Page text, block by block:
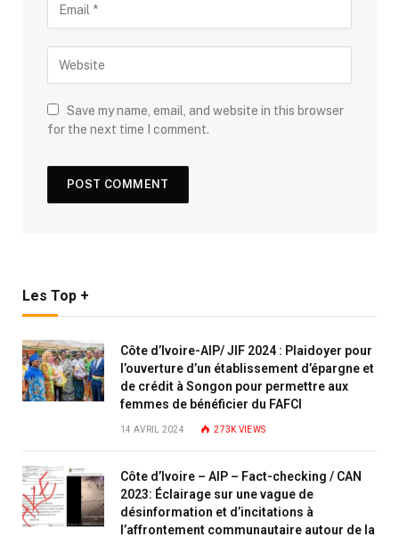
Save my name, email, and website in this browser
for the next time I comment.
Les Top +
Côte d’Ivoire-AIP/ JIF 2024 : Plaidoyer pour
l’ouverture d’un établissement d’épargne et
de crédit à Songon pour permettre aux
femmes de bénéficier du FAFCI
14 AVRIL 2024 273K VIEWS
Côte d’Ivoire – AIP – Fact-checking / CAN
2023: Éclairage sur une vague de
désinformation et d’incitations à
l’affrontement communautaire autour de la